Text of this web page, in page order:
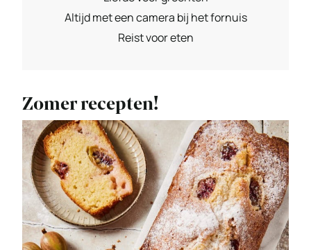
Altijd met een camera bij het fornuis
Reist voor eten
Zomer recepten!